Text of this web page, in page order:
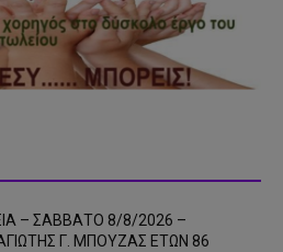
– ΣΑΒΒΑΤΟ 8/8/2026 –
Γ. ΜΠΟΥΖΑΣ ΕΤΩΝ 86